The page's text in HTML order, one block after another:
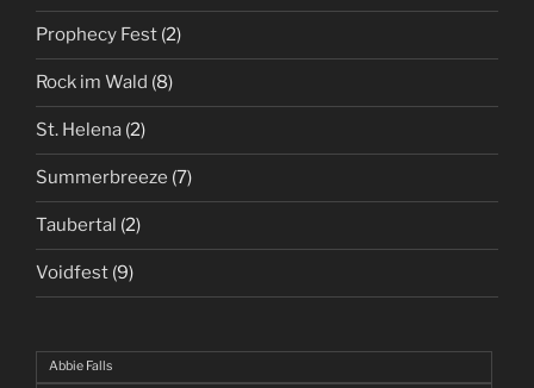
Prophecy Fest (2)
Rock im Wald (8)
St. Helena (2)
Summerbreeze (7)
Taubertal (2)
Voidfest (9)
Abbie Falls